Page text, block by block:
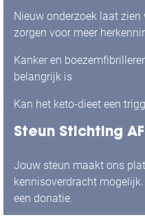
Nieuw onderzoek laat
zorgen voor meer
Kanker en
belangrijk is
Kan het keto-dieet een
Steun Stichting
Jouw steun maakt ons
kennisoverdracht
een donatie.